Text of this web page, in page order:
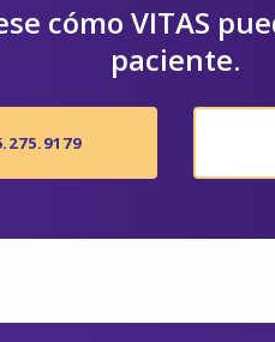
cómo VITAS
paciente.